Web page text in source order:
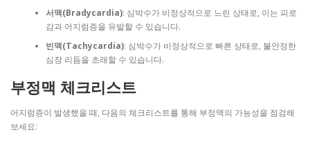
서맥(Bradycardia): 심박수가 비정상적으로 느린 상태로, 이는 피로
감과 어지럼증을 유발할 수 있습니다.
빈맥(Tachycardia): 심박수가 비정상적으로 빠른 상태로, 불안정한
심장 리듬을 초래할 수 있습니다.
부정맥 체크리스트
어지럼증이 발생했을 때, 다음의 체크리스트를 통해 부정맥의 가능성을 점검해
보세요: